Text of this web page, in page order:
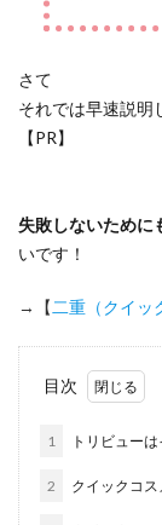
さて
それでは早速説明
【PR】
失敗しないために
いです！
→ 【 二重（クイッ
目次
1 トリビュー
2 クイックコ